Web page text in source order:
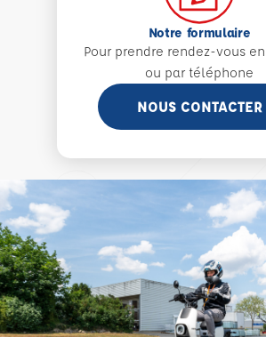
Notre formulaire
Pour prendre rendez-vous
ou par téléphone
NOUS CONTACTER